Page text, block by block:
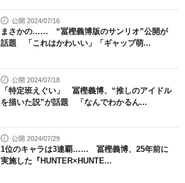
公開 2024/07/16
まさかの…… “冨樫義博版のサンリオ”公開が
話題 「これはかわいい」「ギャップ萌...
公開 2024/07/18
「特定班えぐい」 冨樫義博、“推しのアイドル
を描いた説”が話題 「なんでわかるん...
公開 2024/07/29
1位のキャラは3連覇…… 冨樫義博、25年前に
実施した『HUNTER×HUNTE...